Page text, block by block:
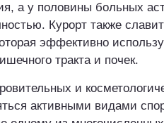
а у половины больных
Курорт также
эффективно
тракта и почек.
и
активными видами